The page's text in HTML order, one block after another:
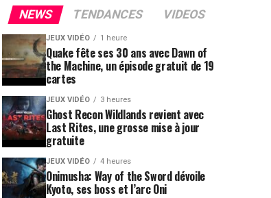
NEWS TENDANCES VIDEOS
JEUX VIDÉO 1 heure
Quake fête ses 30 ans avec Dawn of
the Machine, un épisode gratuit de 19
cartes
JEUX VIDÉO 3 heures
Ghost Recon Wildlands revient avec
Last Rites, une grosse mise à jour
gratuite
JEUX VIDÉO 4 heures
Onimusha: Way of the Sword dévoile
Kyoto, ses boss et l’arc Oni